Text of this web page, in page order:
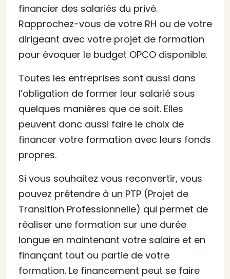
financier des salariés du privé.
Rapprochez-vous de votre RH ou de votre
dirigeant avec votre projet de formation
pour évoquer le budget OPCO disponible.
Toutes les entreprises sont aussi dans
l’obligation de former leur salarié sous
quelques manières que ce soit. Elles
peuvent donc aussi faire le choix de
financer votre formation avec leurs fonds
propres.
Si vous souhaitez vous reconvertir, vous
pouvez prétendre à un PTP (Projet de
Transition Professionnelle) qui permet de
réaliser une formation sur une durée
longue en maintenant votre salaire et en
finançant tout ou partie de votre
formation. Le financement peut se faire